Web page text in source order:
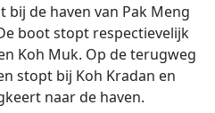
de haven van Pak Meng
boot stopt respectievelijk
Koh Muk. Op de terugweg
stopt bij Koh Kradan en
naar de haven.